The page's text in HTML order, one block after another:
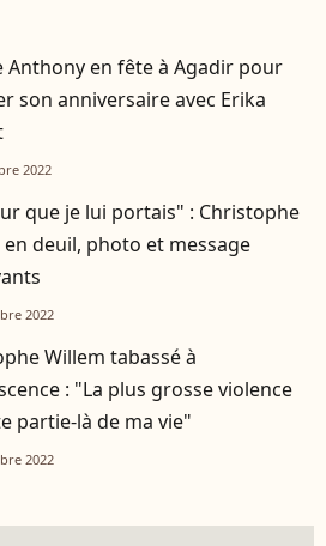
Anthony en fête à Agadir pour
son anniversaire avec Erika
2022
que je lui portais" : Christophe
deuil, photo et message
2022
Willem tabassé à
: "La plus grosse violence
partie-là de ma vie"
2022